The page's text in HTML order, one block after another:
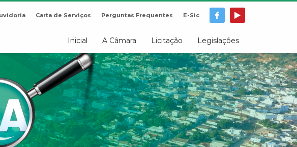
Carta de Serviços Perguntas Frequentes E-Sic
Inicial A Câmara Licitação Legislações